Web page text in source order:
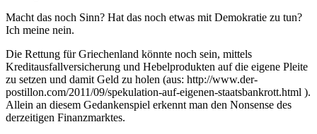
Macht das noch Sinn? Hat das noch etwas mit Demokratie zu tun?
Ich meine nein.
Die Rettung für Griechenland könnte noch sein, mittels
Kreditausfallversicherung und Hebelprodukten auf die eigene Pleite
zu setzen und damit Geld zu holen (aus: http://www.der-
postillon.com/2011/09/spekulation-auf-eigenen-staatsbankrott.html ).
Allein an diesem Gedankenspiel erkennt man den Nonsense des
derzeitigen Finanzmarktes.